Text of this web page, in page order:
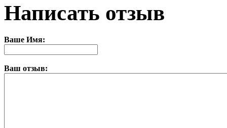
Написать отзыв
Ваше Имя:
Ваш отзыв: